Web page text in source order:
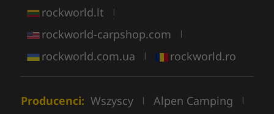
rockworld.lt |
rockworld-carpshop.com |
rockworld.com.ua | rockworld.ro
Producenci: Wszyscy | Alpen Camping |